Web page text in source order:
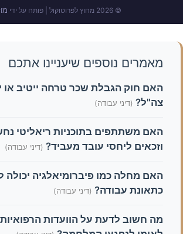
© 2026 מחוץ לפרוטוקול | פותח על ידי
מאמרים נוספים שיעניינו אתכם
האם חוק הגבלת שכר טרחה ייטיב או
צה"ל? (דיני עבודה)
האם משתתפים בתוכניות ריאליטי
וזכאים ליחסי עובד מעביד? (דיני עבודה)
האם מחלה כמו פיברומיאלגיה יכולה
כתאונת עבודה? (דיני עבודה)
מה חשוב לדעת על הוועדות